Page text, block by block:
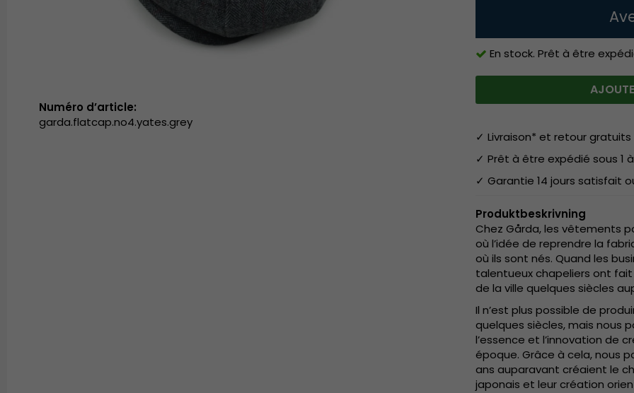
En stock. Prêt à être
✓ Livraison* et retour gratuits
✓ Prêt à être expédié sous 1
✓ Garantie 14 jours satisfait
Produktbeskrivning
Chez Gårda, les vêtements
où l’idée de reprendre la
où ils sont nés. Quand les
talentueux chapeliers ont
de la ville quelques siècles
Il n’est plus possible de
quelques siècles, mais nous
l’essence et l’innovation de
époque. Grâce à cela, nous
ans auparavant créaient le
japonais et leur création
Numéro d’article:
garda.flatcap.no4.yates.grey